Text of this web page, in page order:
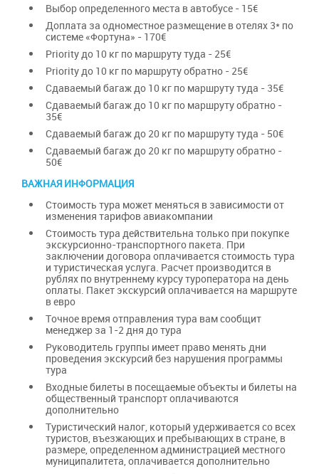
Выбор определенного места в автобусе - 15€
Доплата за одноместное размещение в отелях 3* по
системе «Фортуна» - 170€
Priority до 10 кг по маршруту туда - 25€
Priority до 10 кг по маршруту обратно - 25€
Сдаваемый багаж до 10 кг по маршруту туда - 35€
Сдаваемый багаж до 10 кг по маршруту обратно -
35€
Сдаваемый багаж до 20 кг по маршруту туда - 50€
Сдаваемый багаж до 20 кг по маршруту обратно -
50€
ВАЖНАЯ ИНФОРМАЦИЯ
Стоимость тура может меняться в зависимости от
изменения тарифов авиакомпании
Стоимость тура действительна только при покупке
экскурсионно-транспортного пакета. При
заключении договора оплачивается стоимость тура
и туристическая услуга. Расчет производится в
рублях по внутреннему курсу туроператора на день
оплаты. Пакет экскурсий оплачивается на маршруте
в евро
Точное время отправления тура вам сообщит
менеджер за 1-2 дня до тура
Руководитель группы имеет право менять дни
проведения экскурсий без нарушения программы
тура
Входные билеты в посещаемые объекты и билеты на
общественный транспорт оплачиваются
дополнительно
Туристический налог, который удерживается со всех
туристов, въезжающих и пребывающих в стране, в
размере, определенном администрацией местного
муниципалитета, оплачивается дополнительно